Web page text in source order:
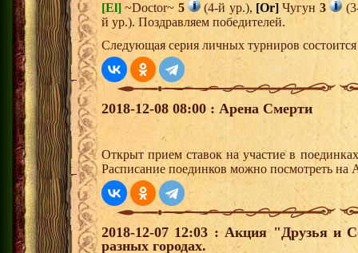
[El] ~Doctor~ 5 (4-й ур.), [Or] Чугун 3
й ур.). Поздравляем победителей.
Следующая серия личных турниров состоится
2018-12-08 08:00 : Арена Смерти
Открыт прием ставок на участие в
Расписание поединков можно посмотреть на
2018-12-07 12:03 : Акция "Друзья и
разных городах.